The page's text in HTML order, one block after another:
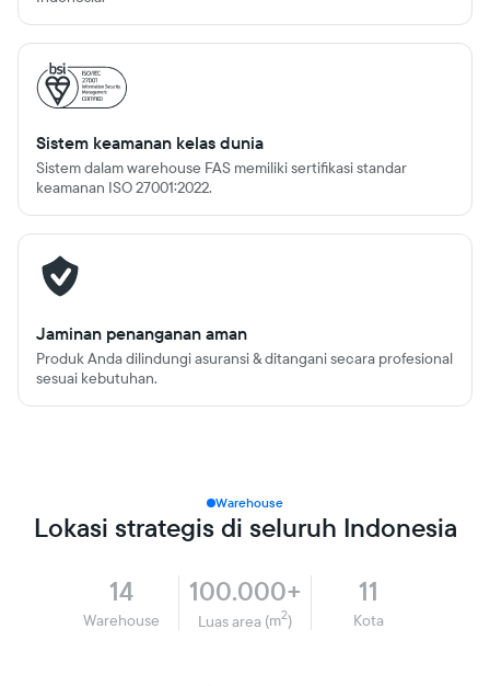
Sistem keamanan kelas dunia
Sistem dalam warehouse FAS memiliki sertifikasi standar
keamanan ISO 27001:2022.
Jaminan penanganan aman
Produk Anda dilindungi asuransi & ditangani secara profesional
sesuai kebutuhan.
Warehouse
Lokasi strategis di seluruh Indonesia
14
Warehouse
100.000+
Luas area (m2)
11
Kota